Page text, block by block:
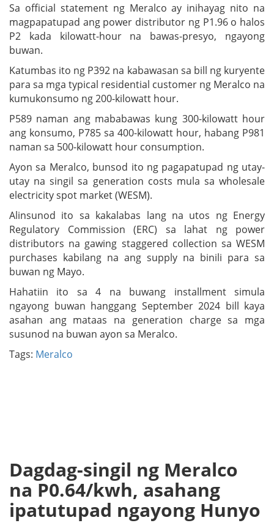
Sa official statement ng Meralco ay inihayag nito na
magpapatupad ang power distributor ng P1.96 o halos
P2 kada kilowatt-hour na bawas-presyo, ngayong
buwan.
Katumbas ito ng P392 na kabawasan sa bill ng kuryente
para sa mga typical residential customer ng Meralco na
kumukonsumo ng 200-kilowatt hour.
P589 naman ang mababawas kung 300-kilowatt hour
ang konsumo, P785 sa 400-kilowatt hour, habang P981
naman sa 500-kilowatt hour consumption.
Ayon sa Meralco, bunsod ito ng pagapatupad ng utay-
utay na singil sa generation costs mula sa wholesale
electricity spot market (WESM).
Alinsunod ito sa kakalabas lang na utos ng Energy
Regulatory Commission (ERC) sa lahat ng power
distributors na gawing staggered collection sa WESM
purchases kabilang na ang supply na binili para sa
buwan ng Mayo.
Hahatiin ito sa 4 na buwang installment simula
ngayong buwan hanggang September 2024 bill kaya
asahan ang mataas na generation charge sa mga
susunod na buwan ayon sa Meralco.
Tags: Meralco
Dagdag-singil ng Meralco
na P0.64/kwh, asahang
ipatutupad ngayong Hunyo